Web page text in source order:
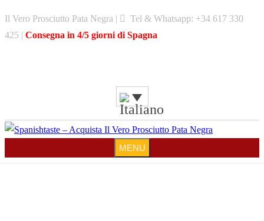
Il Vero Prosciutto Pata Negra |
Tel & Whatsapp: +34 617 330
425 | Consegna in 4/5 giorni di Spagna
MENU
MENU